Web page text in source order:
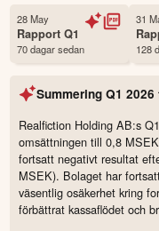
Första handelsdag
Antal ägare Avanza
Källa:Börsdata
28 May
RapportQ1
70 dagar sedan
31
128
Summering Q1 2026
Realfiction Holding AB:s
omsättningen till 0,8
fortsatt negativt resultat
MSEK). Bolaget har
väsentlig osäkerhet kring
förbättrat kassaflödet och